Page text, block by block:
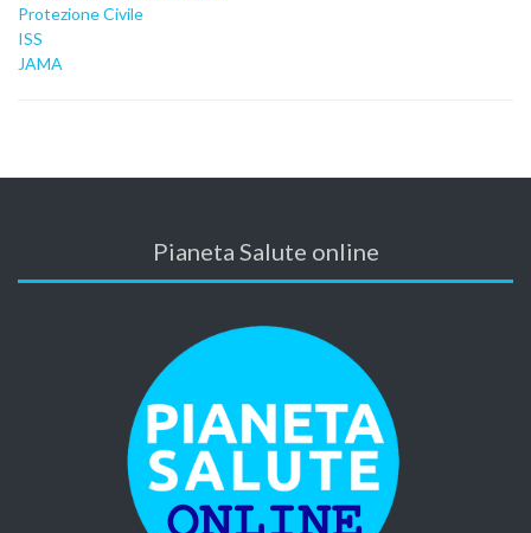
Protezione Civile
ISS
JAMA
Pianeta Salute online